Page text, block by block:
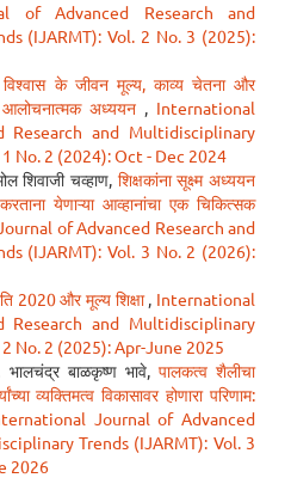
of Advanced Research and
(IJARMT): Vol. 2 No. 3 (2025):
विश्वास के जीवन मूल्य, काव्य चेतना और
अध्ययन , International
Research and Multidisciplinary
No. 2 (2024): Oct - Dec 2024
शिवाजी चव्हाण, शिक्षकांना सूक्ष्म अध्ययन
येणाऱ्या आव्हानांचा एक चिकित्सक
of Advanced Research and
(IJARMT): Vol. 3 No. 2 (2026):
2020 और मूल्य शिक्षा, International
Research and Multidisciplinary
No. 2 (2025): Apr-June 2025
बाळकृष्ण भावे, पालकत्व शैलीचा
व्यक्तिमत्व विकासावर होणारा परिणाम:
Journal of Advanced
Trends (IJARMT): Vol. 3
2026